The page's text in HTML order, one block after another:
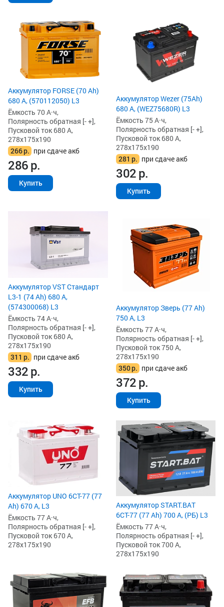
Аккумулятор FORSE (70 Ah)
680 А, (570112050) L3
Ёмкость 70 А·ч,
Полярность обратная [- +],
Пусковой ток 680 А,
278x175x190
266р. при сдаче акб
286р.
Купить
Аккумулятор Wezer (75Ah)
680 А, (WEZ75680R) L3
Ёмкость 75 А·ч,
Полярность обратная [- +],
Пусковой ток 680 А,
278x175x190
281 р. при сдаче акб
302р.
Купить
Аккумулятор VST Стандарт
L3-1 (74 Ah) 680 А,
(574300068) L3
Ёмкость 74 А·ч,
Полярность обратная [- +],
Пусковой ток 680 А,
278x175x190
311 р. при сдаче акб
332р.
Купить
Аккумулятор Зверь (77 Ah)
750 А, L3
Ёмкость 77 А·ч,
Полярность обратная [- +],
Пусковой ток 750 А,
278x175x190
350р. при сдаче акб
372р.
Купить
Аккумулятор UNO 6СТ-77 (77
Ah) 670 А, L3
Ёмкость 77 А·ч,
Полярность обратная [- +],
Пусковой ток 670 А,
278x175x190
Аккумулятор START.BAT
6СТ-77 (77 Ah) 700 А, (РБ) L3
Ёмкость 77 А·ч,
Полярность обратная [- +],
Пусковой ток 700 А,
278x175x190